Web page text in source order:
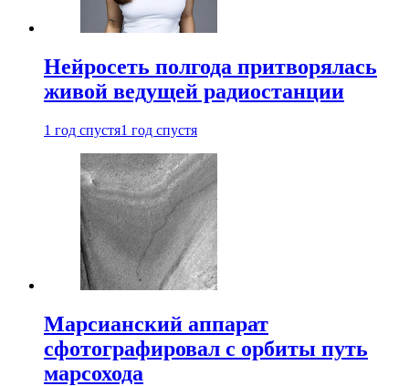
Нейросеть полгода притворялась
живой ведущей радиостанции
1 год спустя1 год спустя
Марсианский аппарат
сфотографировал с орбиты путь
марсохода